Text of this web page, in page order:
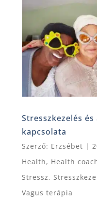
Stresszkezelés
kapcsolata
Szerző: Erzsébet |
Health, Health
Stressz,
Vagus terápia